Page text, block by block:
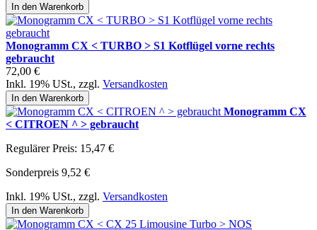
In den Warenkorb
Monogramm CX < TURBO > S1 Kotflügel vorne rechts
gebraucht
72,00 €
Inkl. 19% USt., zzgl. Versandkosten
In den Warenkorb
Monogramm CX
< CITROEN ^ > gebraucht
Regulärer Preis: 15,47 €
Sonderpreis 9,52 €
Inkl. 19% USt., zzgl. Versandkosten
In den Warenkorb